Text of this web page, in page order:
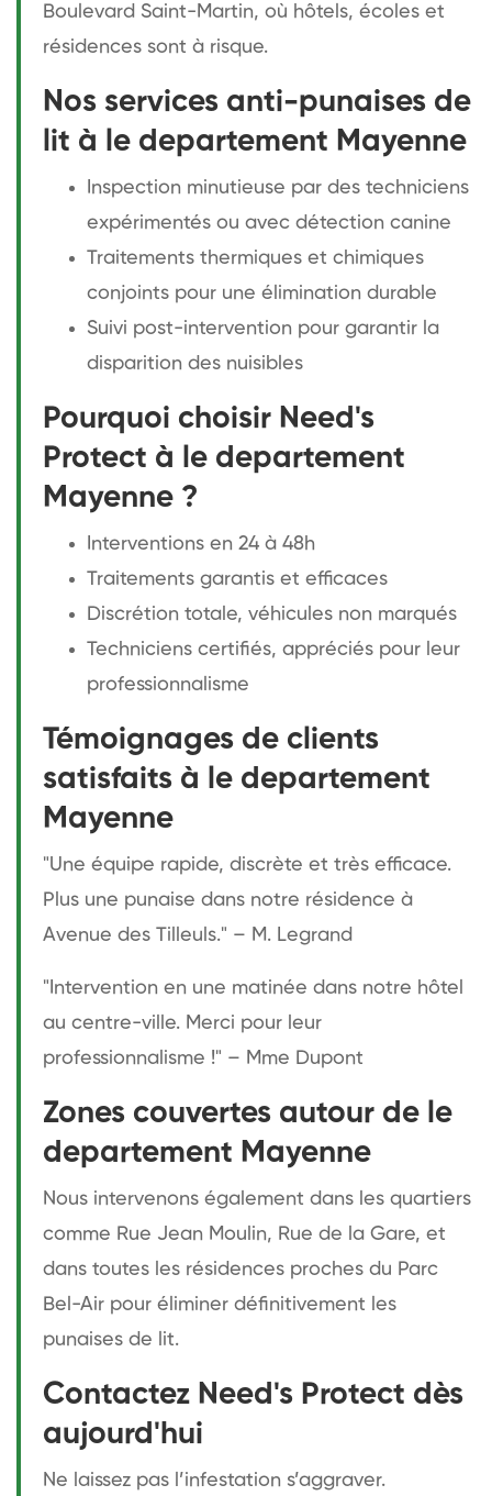
Boulevard Saint-Martin, où hôtels, écoles et
résidences sont à risque.
Nos services anti-punaises de
lit à le departement Mayenne
Inspection minutieuse par des techniciens
expérimentés ou avec détection canine
Traitements thermiques et chimiques
conjoints pour une élimination durable
Suivi post-intervention pour garantir la
disparition des nuisibles
Pourquoi choisir Need's
Protect à le departement
Mayenne ?
Interventions en 24 à 48h
Traitements garantis et efficaces
Discrétion totale, véhicules non marqués
Techniciens certifiés, appréciés pour leur
professionnalisme
Témoignages de clients
satisfaits à le departement
Mayenne
"Une équipe rapide, discrète et très efficace.
Plus une punaise dans notre résidence à
Avenue des Tilleuls." – M. Legrand
"Intervention en une matinée dans notre hôtel
au centre-ville. Merci pour leur
professionnalisme !" – Mme Dupont
Zones couvertes autour de le
departement Mayenne
Nous intervenons également dans les quartiers
comme Rue Jean Moulin, Rue de la Gare, et
dans toutes les résidences proches du Parc
Bel-Air pour éliminer définitivement les
punaises de lit.
Contactez Need's Protect dès
aujourd'hui
Ne laissez pas l’infestation s’aggraver.